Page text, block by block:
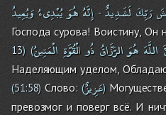
رَبِّكَ لَشَدِيدٌ - إِنَّهُهُوَيُبْدِىءُوَيُعِيدُ
Господа сурова! Воистину, Он
13)( اللَّهَ هُوَ الرَّزَّاقُ ذُو الْقُوَّةِ الْمَتِينُ
Наделяющим уделом,
(51:58) Слово:(عَزِيزٌ)
превозмог и поверг всё. И